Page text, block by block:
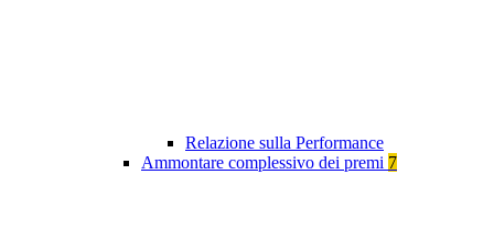
Relazione sulla Performance
Ammontare complessivo dei premi 7